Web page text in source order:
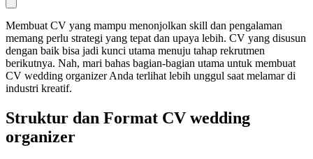
Membuat CV yang mampu menonjolkan skill dan pengalaman
memang perlu strategi yang tepat dan upaya lebih. CV yang disusun
dengan baik bisa jadi kunci utama menuju tahap rekrutmen
berikutnya. Nah, mari bahas bagian-bagian utama untuk membuat
CV wedding organizer Anda terlihat lebih unggul saat melamar di
industri kreatif.
Struktur dan Format CV wedding
organizer